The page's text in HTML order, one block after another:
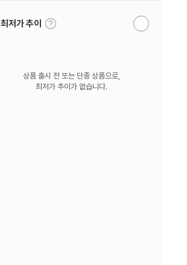
최저가 추이
툴
팁
알
상품 출시 전 또는 단종 상품으로,
최저가 추이가 없습니다.